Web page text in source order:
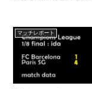
マッチレポート